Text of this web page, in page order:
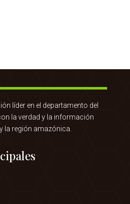
líder en el departamento del
la verdad y la información
la región amazónica.